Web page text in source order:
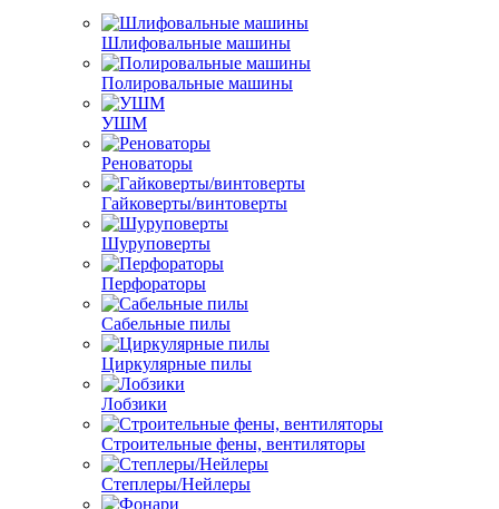
Шлифовальные машины
Полировальные машины
УШМ
Реноваторы
Гайковерты/винтоверты
Шуруповерты
Перфораторы
Сабельные пилы
Циркулярные пилы
Лобзики
Строительные фены, вентиляторы
Степлеры/Нейлеры